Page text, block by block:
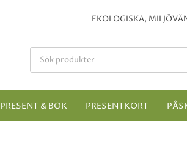
EKOLOGISKA,
PRESENT & BOK PRESENTKORT